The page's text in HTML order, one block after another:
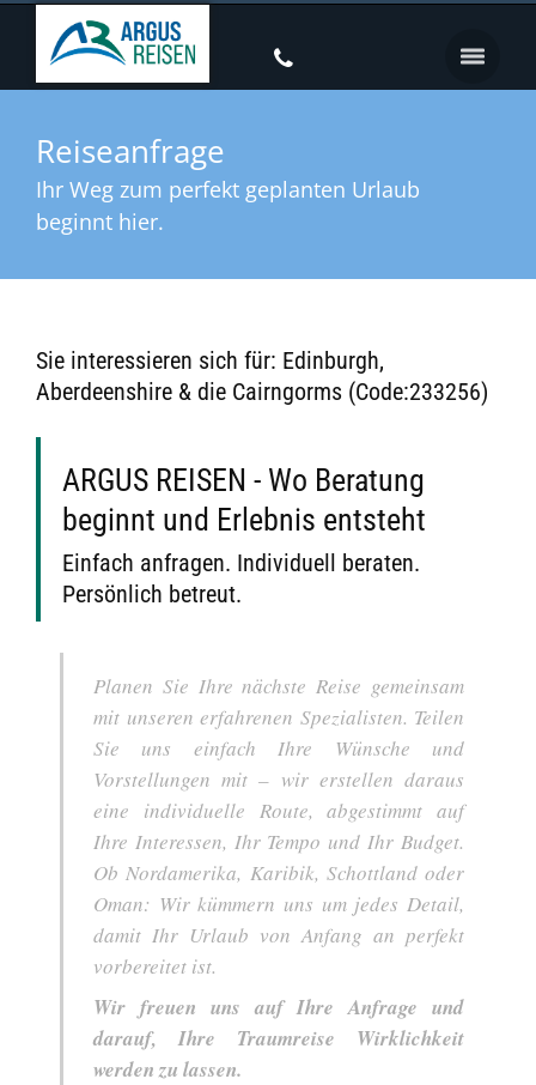
Reiseanfrage
Ihr Weg zum perfekt geplanten Urlaub
beginnt hier.
Sie interessieren sich für: Edinburgh,
Aberdeenshire & die Cairngorms (Code:233256)
ARGUS REISEN - Wo Beratung
beginnt und Erlebnis entsteht
Einfach anfragen. Individuell beraten.
Persönlich betreut.
Planen Sie Ihre nächste Reise gemeinsam
mit unseren erfahrenen Spezialisten. Teilen
Sie uns einfach Ihre Wünsche und
Vorstellungen mit – wir erstellen daraus
eine individuelle Route, abgestimmt auf
Ihre Interessen, Ihr Tempo und Ihr Budget.
Ob Nordamerika, Karibik, Schottland oder
Oman: Wir kümmern uns um jedes Detail,
damit Ihr Urlaub von Anfang an perfekt
vorbereitet ist.
Wir freuen uns auf Ihre Anfrage und
darauf, Ihre Traumreise Wirklichkeit
werden zu lassen.